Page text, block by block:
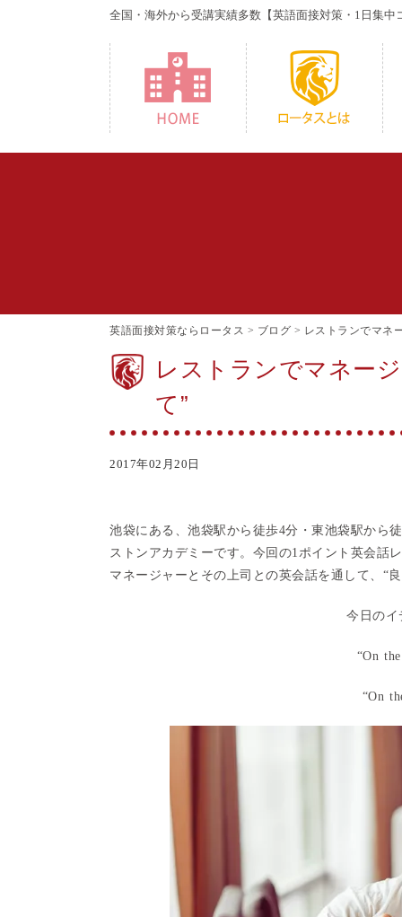
全国・海外から受講実績多数 【英語面接対策・1日集
HOME
英語面接対策ならロータス > ブログ > レストランでマネ
レストランでマネー
て”
2017年02月20日
池袋にある、池袋駅から徒歩4分・東池袋駅から
ストンアカデミーです。今回の1ポイント英会話
マネージャーとその上司との英会話を通して、“
今日の
“On
“On